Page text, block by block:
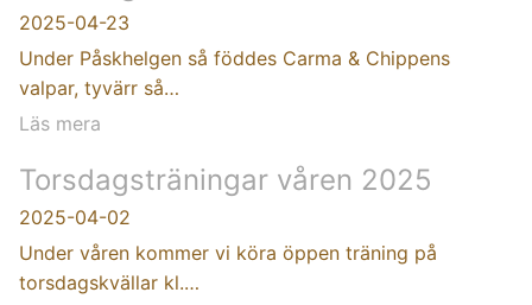
2025-04-23
Under Påskhelgen så föddes Carma & Chippens
valpar, tyvärr så…
Läs mera
Torsdagsträningar våren 2025
2025-04-02
Under våren kommer vi köra öppen träning på
torsdagskvällar kl.…